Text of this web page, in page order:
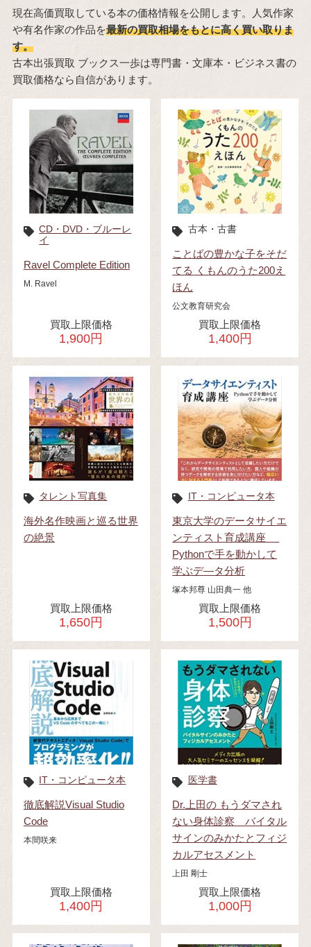
現在高価買取している本の価格情報を公開します。人気作家
や有名作家の作品を最新の買取相場をもとに高く買い取りま
す。
古本出張買取 ブックス一歩は専門書・文庫本・ビジネス書の
買取価格なら自信があります。
CD・DVD・ブルーレ
イ
Ravel Complete Edition
M. Ravel
買取上限価格
1,900円
古本・古書
ことばの豊かな子をそだ
てる くもんのうた200え
ほん
公文教育研究会
買取上限価格
1,400円
タレント写真集
海外名作映画と巡る世界
の絶景
買取上限価格
1,650円
IT・コンピュータ本
東京大学のデータサイエ
ンティスト育成講座
Pythonで手を動かして
学ぶデ―タ分析
塚本邦尊 山田典一 他
買取上限価格
1,500円
IT・コンピュータ本
徹底解説Visual Studio
Code
本間咲来
買取上限価格
1,400円
医学書
Dr.上田の もうダマされ
ない身体診察 バイタル
サインのみかたとフィジ
カルアセスメント
上田 剛士
買取上限価格
1,000円